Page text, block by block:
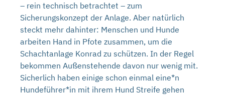
– rein technisch betrachtet – zum
Sicherungskonzept der Anlage. Aber natürlich
steckt mehr dahinter: Menschen und Hunde
arbeiten Hand in Pfote zusammen, um die
Schachtanlage Konrad zu schützen. In der Regel
bekommen Außenstehende davon nur wenig mit.
Sicherlich haben einige schon einmal eine*n
Hundeführer*in mit ihrem Hund Streife gehen